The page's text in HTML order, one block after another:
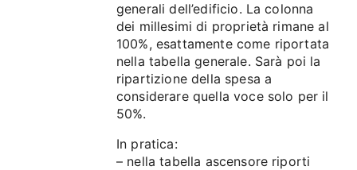
generali dell’edificio. La colonna
dei millesimi di proprietà rimane al
100%, esattamente come riportata
nella tabella generale. Sarà poi la
ripartizione della spesa a
considerare quella voce solo per il
50%.
In pratica:
– nella tabella ascensore riporti